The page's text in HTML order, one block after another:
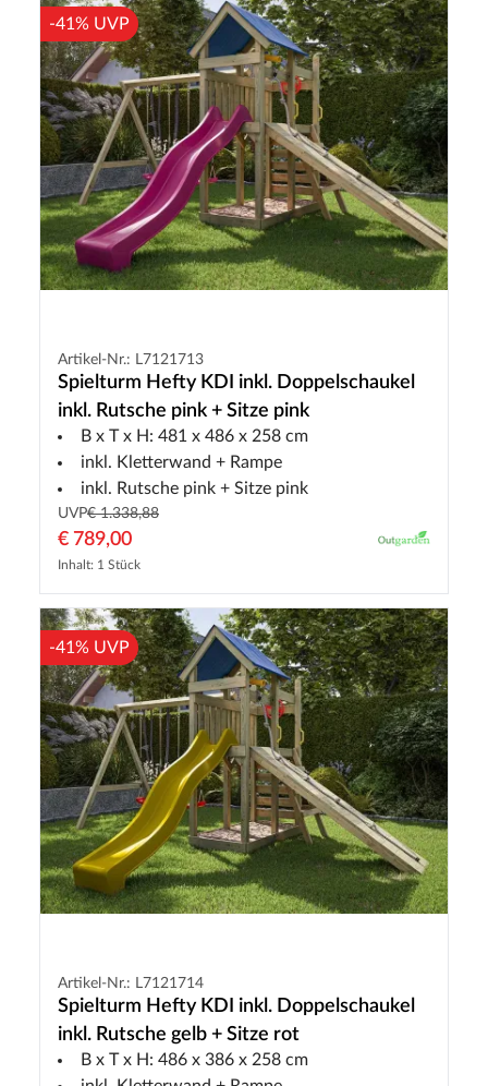
-41% UVP
Artikel-Nr.: L7121713
Spielturm Hefty KDI inkl. Doppelschaukel
inkl. Rutsche pink + Sitze pink
B x T x H: 481 x 486 x 258 cm
inkl. Kletterwand + Rampe
inkl. Rutsche pink + Sitze pink
UVP€ 1.338,88
€ 789,00
Inhalt: 1 Stück
-41% UVP
Artikel-Nr.: L7121714
Spielturm Hefty KDI inkl. Doppelschaukel
inkl. Rutsche gelb + Sitze rot
B x T x H: 486 x 386 x 258 cm